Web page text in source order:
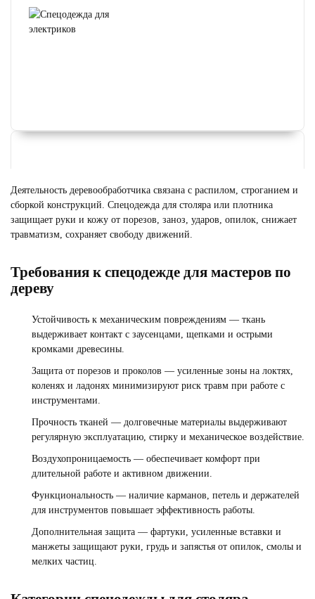
ФОРМА ДЛЯ ГОРНИЧНЫХ
Деятельность деревообработчика связана с распилом, строганием и
сборкой конструкций. Спецодежда для столяра или плотника
защищает руки и кожу от порезов, заноз, ударов, опилок, снижает
травматизм, сохраняет свободу движений.
Требования к спецодежде для мастеров по
дереву
Устойчивость к механическим повреждениям — ткань
выдерживает контакт с заусенцами, щепками и острыми
кромками древесины.
Защита от порезов и проколов — усиленные зоны на локтях,
коленях и ладонях минимизируют риск травм при работе с
инструментами.
Прочность тканей — долговечные материалы выдерживают
регулярную эксплуатацию, стирку и механическое воздействие.
Воздухопроницаемость — обеспечивает комфорт при
длительной работе и активном движении.
Функциональность — наличие карманов, петель и держателей
для инструментов повышает эффективность работы.
Дополнительная защита — фартуки, усиленные вставки и
манжеты защищают руки, грудь и запястья от опилок, смолы и
мелких частиц.